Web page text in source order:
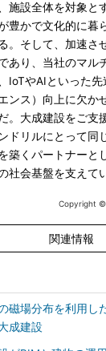
施設全体を対象と
豊かで文化的に暮
。そして、加速さ
あり、当社のマル
IoTやAIといった
ンス）向上に欠か
。大成建設をご支
ドリルにとって同
築くパートナーと
社会基盤を支えて
Copyright ©
関連情報
磁場分布を利用し
成建設